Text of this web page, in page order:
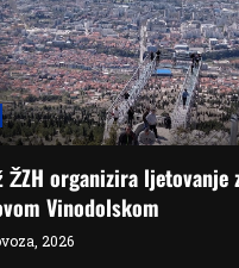
organizira ljetovanje
Vinodolskom
2026